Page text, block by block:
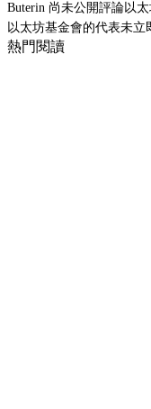
Buterin 尚未公開評論以
以太坊基金會的代表未立
熱門閱讀